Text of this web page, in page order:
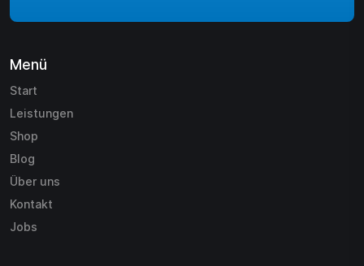
Menü
Start
Leistungen
Shop
Blog
Über uns
Kontakt
Jobs